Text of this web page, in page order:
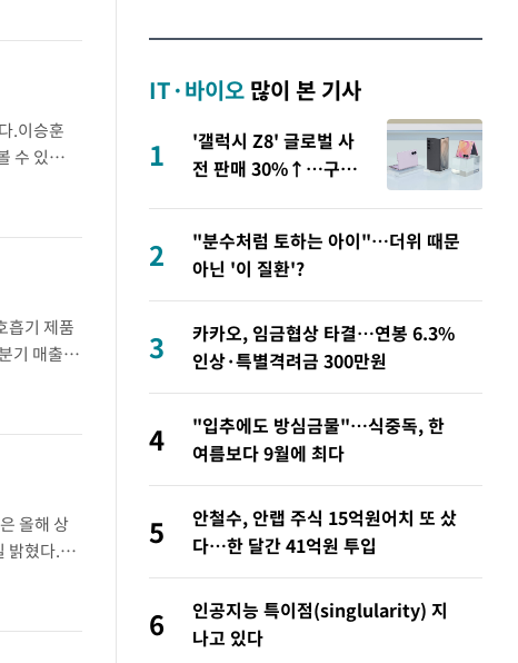
.이승훈
수 있
들어 당
흡기 제품
기 매출은
대비
올해 상
밝혔다.상
대원 등
IT·바이오 많이 본 기사
1
'갤럭시 Z8' 글로벌 사
전 판매 30%↑…구글
2
"분수처럼 토하는 아이"…더위 때문
아닌 '이 질환'?
3
카카오, 임금협상 타결…연봉 6.3%
인상·특별격려금 300만원
4
"입추에도 방심금물"…식중독, 한
여름보다 9월에 최다
5
안철수, 안랩 주식 15억원어치 또 샀
다…한 달간 41억원 투입
6
인공지능 특이점(singlularity) 지
나고 있다